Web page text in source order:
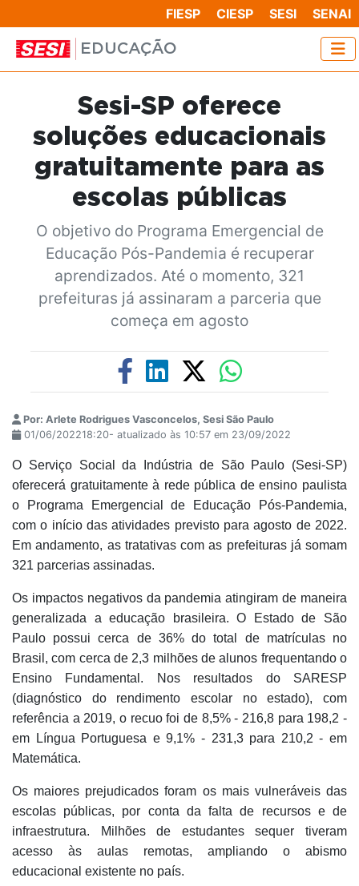
FIESP CIESP SESI SENAI
EDUCAÇÃO
Sesi-SP oferece
soluções educacionais
gratuitamente para as
escolas públicas
O objetivo do Programa Emergencial de
Educação Pós-Pandemia é recuperar
aprendizados. Até o momento, 321
prefeituras já assinaram a parceria que
começa em agosto
Por: Arlete Rodrigues Vasconcelos, Sesi São Paulo
01/06/202218:20- atualizado às 10:57 em 23/09/2022
O Serviço Social da Indústria de São Paulo (Sesi-SP)
oferecerá gratuitamente à rede pública de ensino paulista
o Programa Emergencial de Educação Pós-Pandemia,
com o início das atividades previsto para agosto de 2022.
Em andamento, as tratativas com as prefeituras já somam
321 parcerias assinadas.
Os impactos negativos da pandemia atingiram de maneira
generalizada a educação brasileira. O Estado de São
Paulo possui cerca de 36% do total de matrículas no
Brasil, com cerca de 2,3 milhões de alunos frequentando o
Ensino Fundamental. Nos resultados do SARESP
(diagnóstico do rendimento escolar no estado), com
referência a 2019, o recuo foi de 8,5% - 216,8 para 198,2 -
em Língua Portuguesa e 9,1% - 231,3 para 210,2 - em
Matemática.
Os maiores prejudicados foram os mais vulneráveis das
escolas públicas, por conta da falta de recursos e de
infraestrutura. Milhões de estudantes sequer tiveram
acesso às aulas remotas, ampliando o abismo
educacional existente no país.